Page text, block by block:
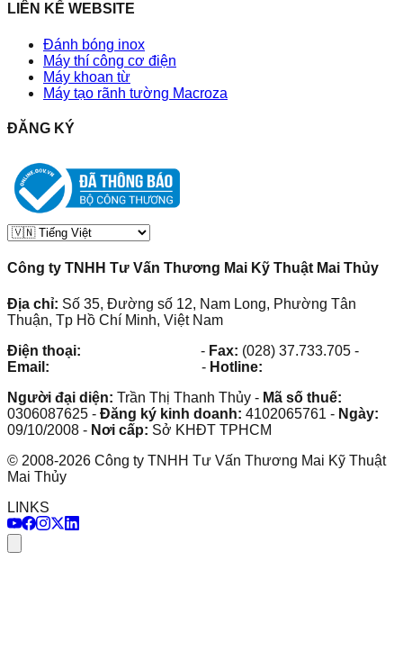
LIÊN KẾ WEBSITE
Đánh bóng inox
Máy thí công cơ điện
Máy khoan từ
Máy tạo rãnh tường Macroza
ĐĂNG KÝ
Công ty TNHH Tư Vấn Thương Mai Kỹ Thuật Mai Thủy
Địa chỉ: Số 35, Đường số 12, Nam Long, Phường Tân
Thuận, Tp Hồ Chí Minh, Việt Nam
Điện thoại:
- Fax: (028) 37.733.705 -
Email:
- Hotline:
Người đại diện: Trần Thị Thanh Thủy - Mã số thuế:
0306087625 - Đăng ký kinh doanh: 4102065761 - Ngày:
09/10/2008 - Nơi cấp: Sở KHĐT TPHCM
© 2008-2026 Công ty TNHH Tư Vấn Thương Mai Kỹ Thuật
Mai Thủy
LINKS